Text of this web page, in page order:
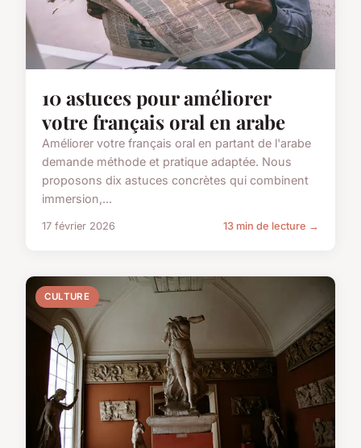
10 astuces pour améliorer
votre français oral en arabe
Améliorer votre français oral en partant de l'arabe
demande méthode et pratique adaptée. Nous
proposons dix astuces concrètes qui combinent
immersion,...
17 février 2026 13 min de lecture →
CULTURE